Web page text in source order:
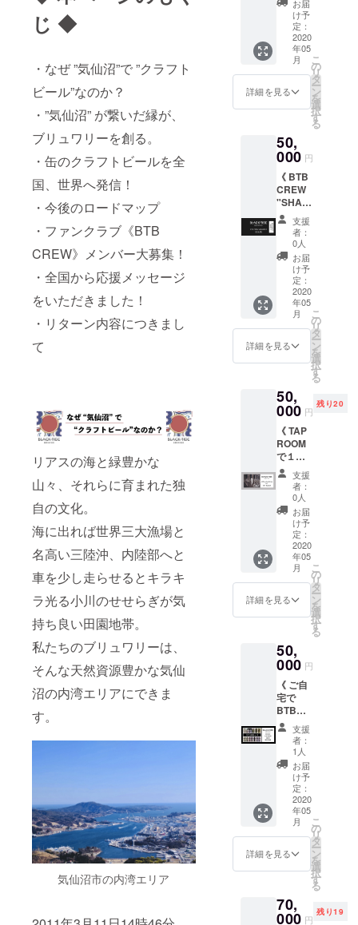
じ ◆
・なぜ ”気仙沼”で ”クラフト
ビール”なのか？
・”気仙沼” が繋いだ縁が、
ブリュワリーを創る。
・缶のクラフトビールを全
国、世界へ発信！
・今後のロードマップ
・ファンクラブ《BTB
CREW》メンバー大募集！
・全国から応援メッセージ
をいただきました！
・リターン内容につきまし
て
リアスの海と緑豊かな
山々、それらに育まれた独
自の文化。
海に出れば世界三大漁場と
名高い三陸沖、内陸部へと
車を少し走らせるとキラキ
ラ光る小川のせせらぎが気
持ち良い田園地帯。
私たちのブリュワリーは、
そんな天然資源豊かな気仙
沼の内湾エリアにできま
す。
気仙沼市の内湾エリア
いたし
ます。
※Tシャ
ツは非
売品の
グリー
のもの
になり
をご選
択くだ
さい。
のもの
になり
ます。
サイズ
をご選
択くだ
枚 ※年
５回
ファン
クラブ
限定
パー
ティー
ラス持
参で
ナブル
ビール
を一杯
提供！
※継続加
入期間
中は毎
年、会
員証とT
シャツ
をお送
りしま
す。 ※T
シャツ
は非売
ロゴの
ものに
なりま
す。 サ
イズを
ご選択
くださ
い。
カー x 1
枚 ・オ
リジナ
ルTシャ
ツ（非
売品）x
1枚 ・
カー x 1
枚
（パー
プル or
チャ
コー
ル） 出
来立て
の缶
ビール
６缶
セット
をクー
ル便で
お送り
しま
す！！
2020年
春頃発
※缶ビー
ル第１
段：
2020年
夏頃発
送予定
※缶ビー
ル第２
段：
2020年
秋頃発
送予定
※缶ビー
ル第３
段：
送予定
※Tシャ
ツは非
売品の
グリー
ンロゴ
のもの
になり
ます。
サイズ
をご選
択くだ
さい。
スター
× 2枚 ・
ロゴス
テッ
カー x 1
枚 ・ビ
アチ
ケット
× １０
リジナ
ルTシャ
ツ × １
枚 （ラ
イトグ
レー or
ライト
ルー）
・オリ
ジナル
トート
バッグ
× 1個
（ベー
ジュ or
ネイ
キャッ
プ × 1個
（グ
レー or
ブラッ
ク or グ
リー
ン） ※
ビアチ
ケット
はBTB
TAP
ROOM
でのみ
使用可
能で
す。
ツサイ
ズ、各
テムカ
ラーを
お選び
くださ
い。
お届
け予
定：
2020
年05
月
詳細を見る
こ
の
リ
タ
ー
ン
を
選
択
す
る
50,
000 円
《 BTB
CREW
"SHAR
K" ５年
継続加
入コー
ス 》 ・
SHARK
会員証
(2025年
3月末ま
で有効)
（ BTB
TAP
ROOM
でのお
10% off
） ・オ
リジナ
ルTシャ
ツ（非
売品）x
1枚 ・
オリジ
ナル
パー
カー x 1
（パー
プル or
チャ
コー
ル） ・
プ x 1個
（グ
レー or
ブラッ
ク or グ
リー
ン） ・
ロゴ入
りオリ
ジナル
グラス
x 1個 ・
オリジ
ナル
コース
ター x 2
枚 ・ロ
枚 ※年
５回
支援
者：
0人
お届
け予
定：
2020
年05
月
詳細を見る
こ
の
リ
タ
ー
ン
を
選
択
す
る
50,
000 円
残り20
《 TAP
ROOM
で１日
飲み放
題コー
ス 》 ・
１日飲
み放題
チケッ
ト × １
枚 ・オ
リジナ
ルTシャ
ツ（非
売品）x
1枚 ・
りオリ
ジナル
グラス
x 1個 ・
オリジ
ナル
コース
ター x 2
枚 ・ロ
ゴス
テッ
カー x 1
枚 ・缶
ビール
x ６缶
２回送
付（夏
飲み放
題チ
支援
者：
0人
お届
け予
定：
2020
年05
月
詳細を見る
こ
の
リ
タ
ー
ン
を
選
択
す
る
50,
000 円
《 ご自
宅で
BTBの
ビール
で乾杯
コース
》 ・缶
ビール
x 12
缶 3回
送付
（夏、
秋、
冬：計
３回）
・ロゴ
リジナ
ルグラ
支援
者：
1人
お届
け予
定：
2020
年05
月
詳細を見る
こ
の
リ
タ
ー
ン
を
選
択
す
る
70,
000 円
残り19